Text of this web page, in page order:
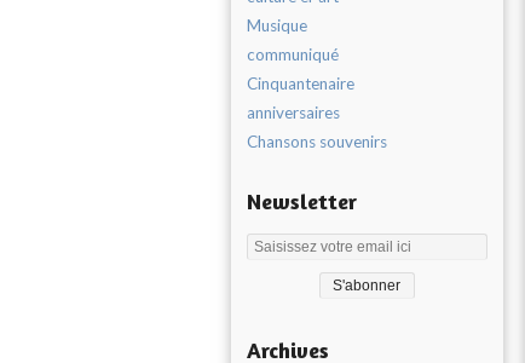
Musique
communiqué
Cinquantenaire
anniversaires
Chansons souvenirs
Newsletter
Archives